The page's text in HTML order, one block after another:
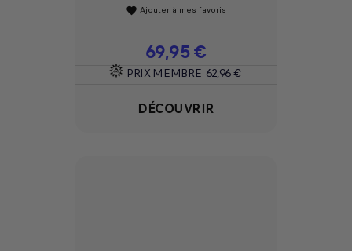
favorite Ajouter à mes favoris
Prix
69,95 €
PRIX MEMBRE 62,96 €
DÉCOUVRIR